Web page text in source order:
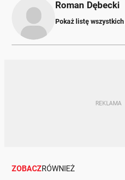
Roman Dębecki
Pokaż listę
ZOBACZRÓWNIEŻ